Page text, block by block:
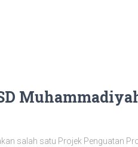
salah satu Projek Penguatan